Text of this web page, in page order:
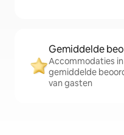
Gemiddelde
Accommodaties
gemiddelde
van gasten